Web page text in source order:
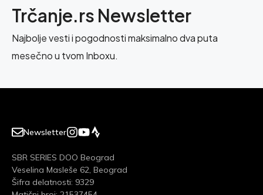
Trčanje.rs Newsletter
Najbolje vesti i pogodnosti maksimalno dva puta
mesečno u tvom Inboxu.
Newsletter
SBR SERIES DOO Beograd
Veselina Masleše 62, Beograd
Šifra delatnosti: 9329